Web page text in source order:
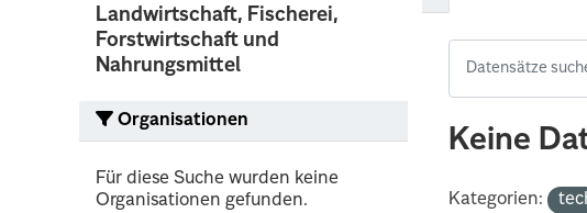
Landwirtschaft, Fischerei,
Forstwirtschaft und
Nahrungsmittel
Organisationen
Für diese Suche wurden keine
Organisationen gefunden.
Keine
Kategorien: